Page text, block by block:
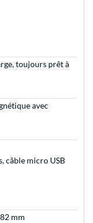
toujours prêt à
avec
câble micro USB
mm